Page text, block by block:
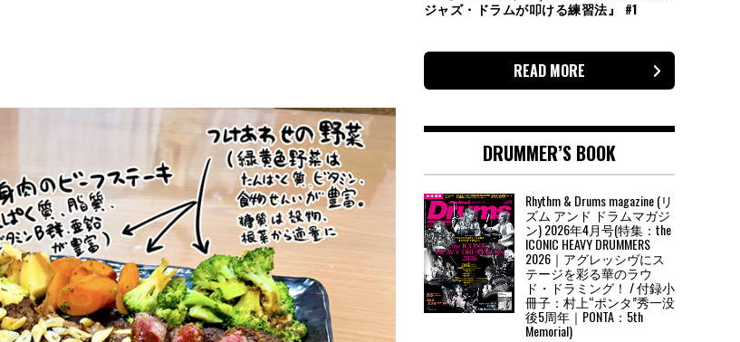
ジャズ・ドラムが叩ける練習法』 #1
READ MORE
DRUMMER’S BOOK
Rhythm & Drums magazine (リ
ズム アンド ドラムマガジ
ン) 2026年4月号(特集：the
ICONIC HEAVY DRUMMERS
2026｜アグレッシヴにス
テージを彩る華のラウ
ド・ドラミング！ / 付録小
冊子：村上“ポンタ”秀一没
後5周年｜PONTA：5th
Memorial)